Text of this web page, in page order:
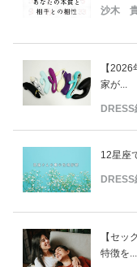
沙木
【
家が...
12星座
【セッ
特徴を...